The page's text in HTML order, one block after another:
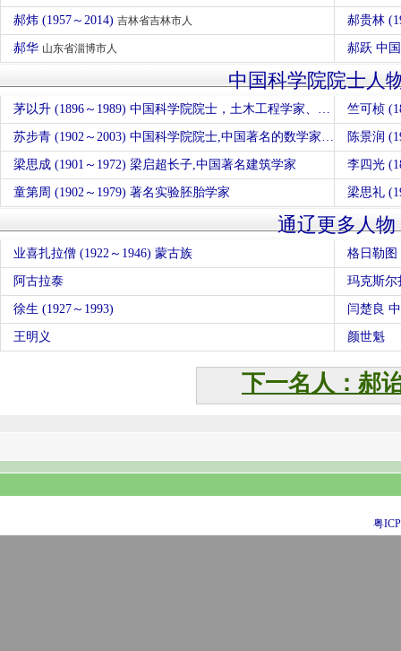
郝炜 (1957～2014) 吉林省吉林市人 郝贵林
郝华 山东省淄博市人 郝跃 中
中国科学院院士人
茅以升 (1896～1989) 中国科学院院士，土木工程学家、桥梁专家、工程教育家 竺可桢
苏步青 (1902～2003) 中国科学院院士,中国著名的数学家、教育家，中国微分几何学派创始人 陈景润
梁思成 (1901～1972) 梁启超长子,中国著名建筑学家 李四光
童第周 (1902～1979) 著名实验胚胎学家 梁思礼
通辽更多人物
业喜扎拉僧 (1922～1946) 蒙古族 格日勒图
阿古拉泰 玛克斯尔
徐生 (1927～1993) 闫楚良
王明义 颜世魁
下一名人：郝
粤